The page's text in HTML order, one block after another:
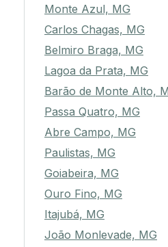
Monte Azul, MG
Carlos Chagas, MG
Belmiro Braga, MG
Lagoa da Prata, MG
Barão de Monte Alto,
Passa Quatro, MG
Abre Campo, MG
Paulistas, MG
Goiabeira, MG
Ouro Fino, MG
Itajubá, MG
João Monlevade, MG